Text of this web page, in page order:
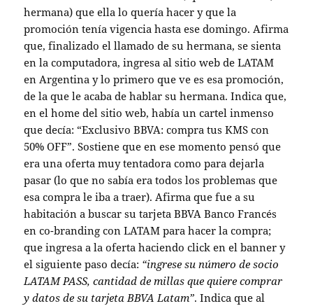
hermana) que ella lo quería hacer y que la
promoción tenía vigencia hasta ese domingo. Afirma
que, finalizado el llamado de su hermana, se sienta
en la computadora, ingresa al sitio web de LATAM
en Argentina y lo primero que ve es esa promoción,
de la que le acaba de hablar su hermana. Indica que,
en el home del sitio web, había un cartel inmenso
que decía: “Exclusivo BBVA: compra tus KMS con
50% OFF”. Sostiene que en ese momento pensó que
era una oferta muy tentadora como para dejarla
pasar (lo que no sabía era todos los problemas que
esa compra le iba a traer). Afirma que fue a su
habitación a buscar su tarjeta BBVA Banco Francés
en co-branding con LATAM para hacer la compra;
que ingresa a la oferta haciendo click en el banner y
el siguiente paso decía: “ingrese su número de socio
LATAM PASS, cantidad de millas que quiere comprar
y datos de su tarjeta BBVA Latam”. Indica que al